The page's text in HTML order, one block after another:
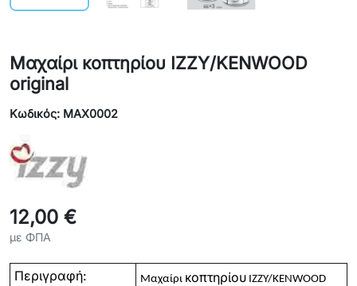
Μαχαίρι κοπτηρίου IZZY/KENWOOD
original
Κωδικός: MAX0002
12,00 €
με ΦΠΑ
Περιγραφή: Μαχαίρι κοπτηρίου IZZY/KENWOOD